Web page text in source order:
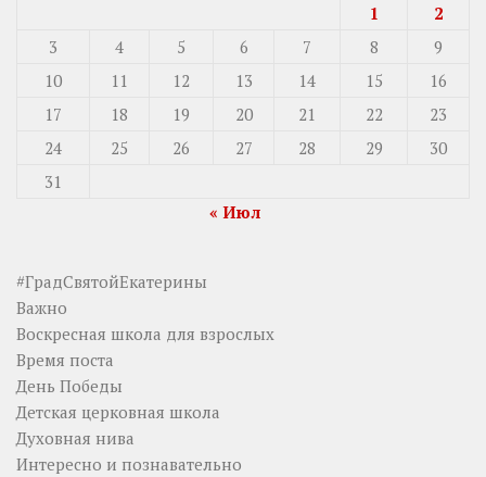
1
2
3
4 5 6 7 8
9
10
11 12 13 14 15
16
17
18 19 20 21 22
23
24
25 26 27 28 29
30
31
« Июл
#ГрадСвятойЕкатерины
Важно
Воскресная школа для взрослых
Время поста
День Победы
Детская церковная школа
Духовная нива
Интересно и познавательно